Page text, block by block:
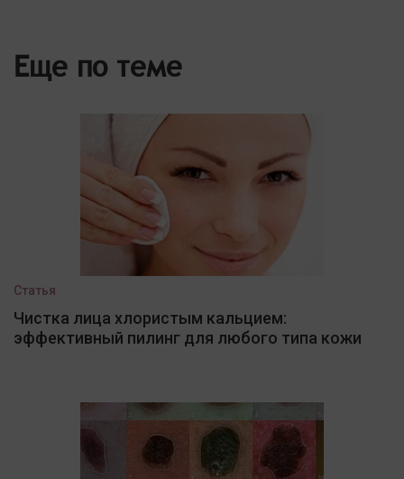
Еще по теме
Статья
Чистка лица хлористым кальцием:
эффективный пилинг для любого типа кожи